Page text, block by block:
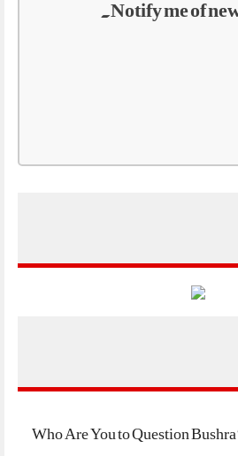
Notify me of
‘Who Are You to Question Bushra